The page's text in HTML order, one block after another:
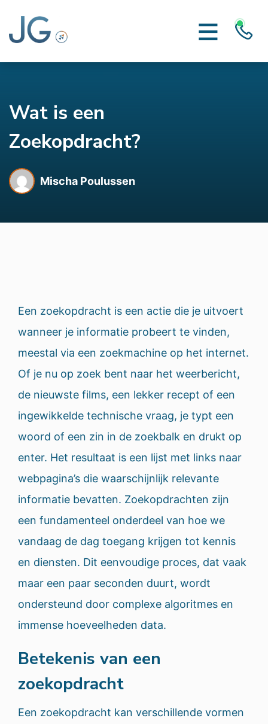
Wat is een
Zoekopdracht?
Mischa Poulussen
Een zoekopdracht is een actie die je uitvoert
wanneer je informatie probeert te vinden,
meestal via een zoekmachine op het internet.
Of je nu op zoek bent naar het weerbericht,
de nieuwste films, een lekker recept of een
ingewikkelde technische vraag, je typt een
woord of een zin in de zoekbalk en drukt op
enter. Het resultaat is een lijst met links naar
webpagina’s die waarschijnlijk relevante
informatie bevatten. Zoekopdrachten zijn
een fundamenteel onderdeel van hoe we
vandaag de dag toegang krijgen tot kennis
en diensten. Dit eenvoudige proces, dat vaak
maar een paar seconden duurt, wordt
ondersteund door complexe algoritmes en
immense hoeveelheden data.
Betekenis van een
zoekopdracht
Een zoekopdracht kan verschillende vormen